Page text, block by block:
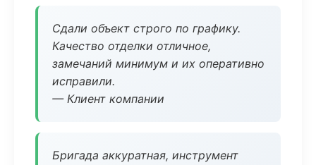
Сдали объект строго по графику.
Качество отделки отличное,
замечаний минимум и их оперативно
исправили.
— Клиент компании
Бригада аккуратная, инструмент